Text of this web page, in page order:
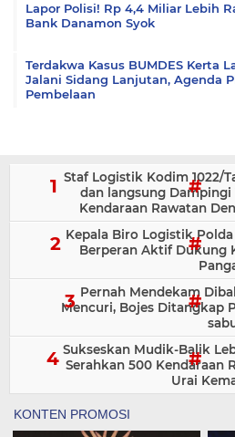
Lapor Polisi! Rp 4,4 Miliar Lebih
Bank Danamon Syok
Terdakwa Kasus BUMDES Kerta
Jalani Sidang Lanjutan, Agenda
Pembelaan
Staf Logistik Kodim 1022/
dan langsung Dampingi
Kendaraan Rawatan
Kepala Biro Logistik
Berperan Aktif Dukung
Pernah Mendekam
Mencuri, Bojes Ditangkap
Sukseskan Mudik-Balik
Serahkan 500 Kendaraan
Urai